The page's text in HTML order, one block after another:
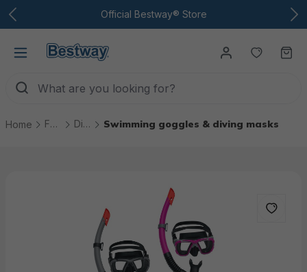
To the main contentOfficial Bestway® Store
You
Home Fun & games Diving & Swimming Swimming goggles & diving masks